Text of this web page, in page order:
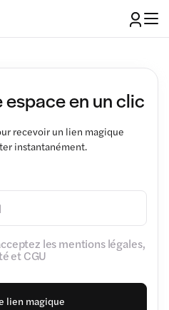
en un clic
recevoir un lien magique
instantanément.
les mentions légales,
et CGU
lien magique